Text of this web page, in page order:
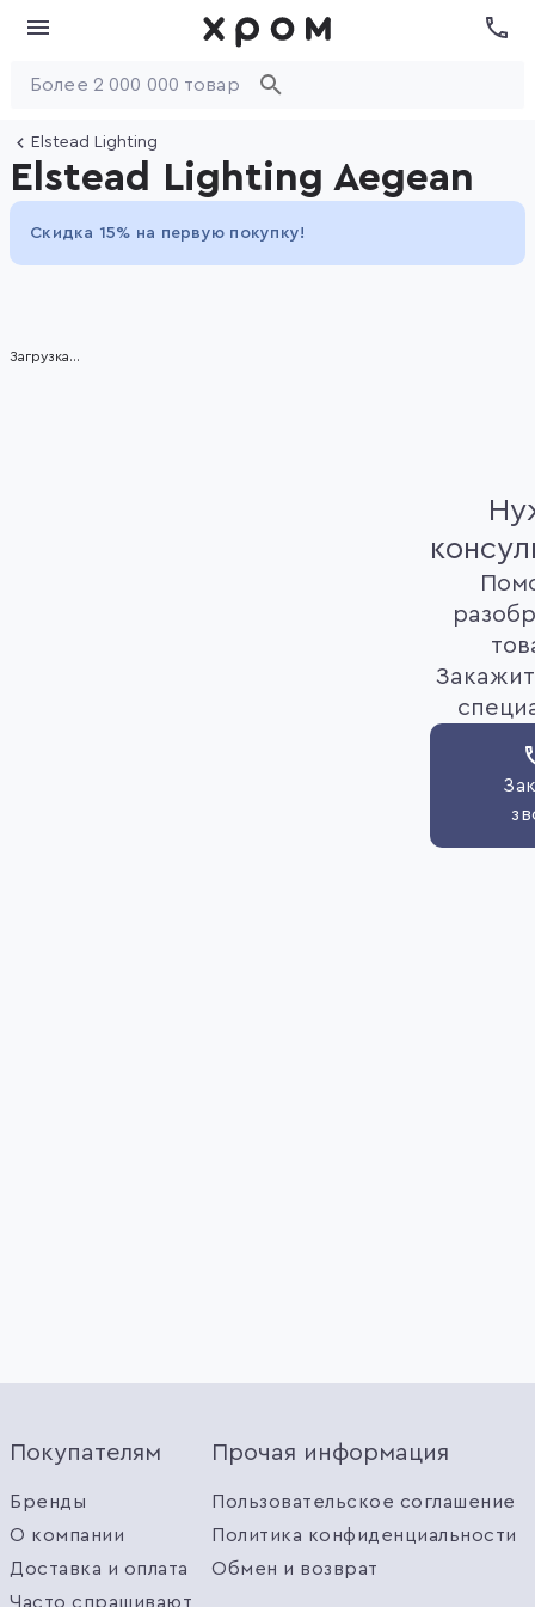
Elstead Lighting
Elstead Lighting Aegean
Скидка 15% на первую покупку!
Загрузка...
Покупателям
Бренды
О компании
Доставка и оплата
Часто спрашивают
Прочая информация
Пользовательское соглашение
Политика конфиденциальности
Обмен и возврат